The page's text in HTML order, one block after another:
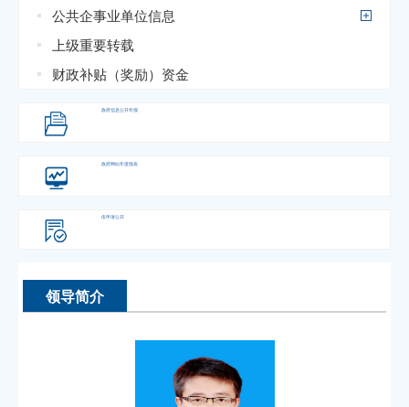
公共企事业单位信息
上级重要转载
财政补贴（奖励）资金
政府信息公开年报
政府网站年度报表
依申请公开
领导简介